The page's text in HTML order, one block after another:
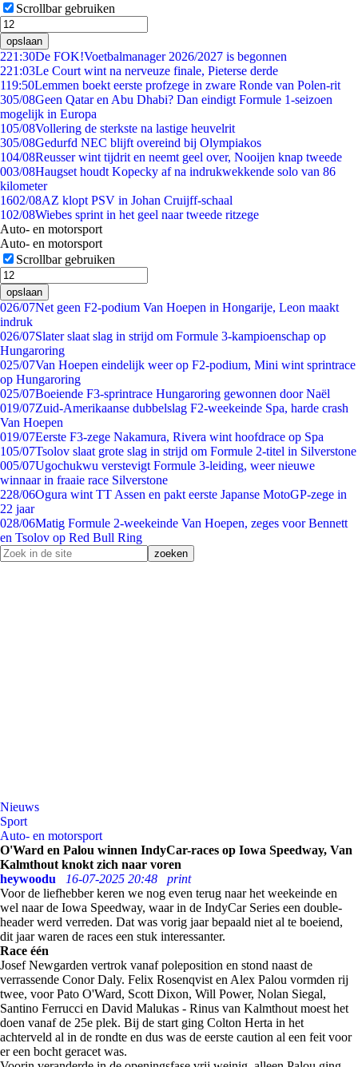
Scrollbar gebruiken
opslaan
221:30De FOK!Voetbalmanager 2026/2027 is begonnen
221:03Le Court wint na nerveuze finale, Pieterse derde
119:50Lemmen boekt eerste profzege in zware Ronde van Polen-rit
305/08Geen Qatar en Abu Dhabi? Dan eindigt Formule 1-seizoen
mogelijk in Europa
105/08Vollering de sterkste na lastige heuvelrit
305/08Gedurfd NEC blijft overeind bij Olympiakos
104/08Reusser wint tijdrit en neemt geel over, Nooijen knap tweede
003/08Haugset houdt Kopecky af na indrukwekkende solo van 86
kilometer
1602/08AZ klopt PSV in Johan Cruijff-schaal
102/08Wiebes sprint in het geel naar tweede ritzege
Auto- en motorsport
Auto- en motorsport
Scrollbar gebruiken
opslaan
026/07Net geen F2-podium Van Hoepen in Hongarije, Leon maakt
indruk
026/07Slater slaat slag in strijd om Formule 3-kampioenschap op
Hungaroring
025/07Van Hoepen eindelijk weer op F2-podium, Mini wint sprintrace
op Hungaroring
025/07Boeiende F3-sprintrace Hungaroring gewonnen door Naël
019/07Zuid-Amerikaanse dubbelslag F2-weekeinde Spa, harde crash
Van Hoepen
019/07Eerste F3-zege Nakamura, Rivera wint hoofdrace op Spa
105/07Tsolov slaat grote slag in strijd om Formule 2-titel in Silverstone
005/07Ugochukwu verstevigt Formule 3-leiding, weer nieuwe
winnaar in fraaie race Silverstone
228/06Ogura wint TT Assen en pakt eerste Japanse MotoGP-zege in
22 jaar
028/06Matig Formule 2-weekeinde Van Hoepen, zeges voor Bennett
en Tsolov op Red Bull Ring
Nieuws
Sport
Auto- en motorsport
O'Ward en Palou winnen IndyCar-races op Iowa Speedway, Van
Kalmthout knokt zich naar voren
heywoodu
16-07-2025 20:48
print
Voor de liefhebber keren we nog even terug naar het weekeinde en
wel naar de Iowa Speedway, waar in de IndyCar Series een double-
header werd verreden. Dat was vorig jaar bepaald niet al te boeiend,
dit jaar waren de races een stuk interessanter.
Race één
Josef Newgarden vertrok vanaf poleposition en stond naast de
verrassende Conor Daly. Felix Rosenqvist en Alex Palou vormden rij
twee, voor Pato O'Ward, Scott Dixon, Will Power, Nolan Siegal,
Santino Ferrucci en David Malukas - Rinus van Kalmthout moest het
doen vanaf de 25e plek. Bij de start ging Colton Herta in het
achterveld al in de rondte en dus was de eerste caution al een feit voor
er een bocht geracet was.